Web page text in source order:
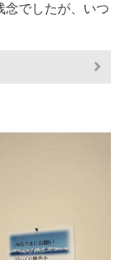
念でしたが、いつ